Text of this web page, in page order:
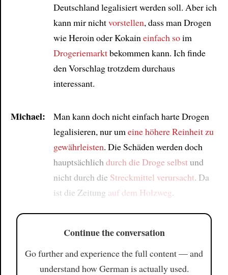
Deutschland legalisiert werden soll. Aber ich
kann mir nichtvorstellen, dass man Drogen
wie Heroin oder Kokain einfach soim
Drogeriemarktbekommen kann. Ich finde
den Vorschlag trotzdem durchaus
interessant.
Michael:
Man kann doch nicht einfach harte Drogen
legalisieren, nur um eine höhere Reinheit zu
gewährleisten. Die Schäden werden doch
hauptsächlich durch die Droge selbstund
nicht durch die Streckmittel verursacht. Da
ist die Zeitung auf dem Holzweg.
Continue the conversation
Go further and experience the full content — and
understand how German is actually used.